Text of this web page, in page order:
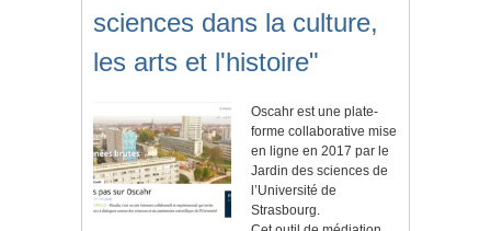
sciences dans la culture,
les arts et l'histoire"
Oscahr est une plate-
forme collaborative mise
en ligne en 2017 par le
Jardin des sciences de
l’Université de
Strasbourg.